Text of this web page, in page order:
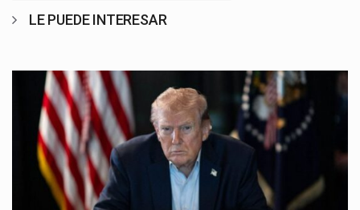
LE PUEDE INTERESAR